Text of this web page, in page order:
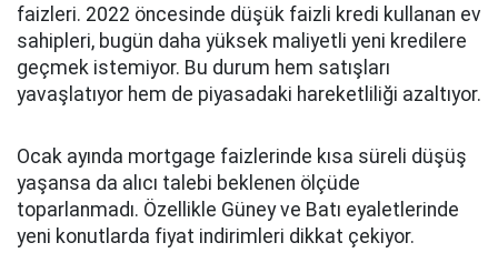
faizleri. 2022 öncesinde düşük faizli kredi kullanan ev
sahipleri, bugün daha yüksek maliyetli yeni kredilere
geçmek istemiyor. Bu durum hem satışları
yavaşlatıyor hem de piyasadaki hareketliliği azaltıyor.
Ocak ayında mortgage faizlerinde kısa süreli düşüş
yaşansa da alıcı talebi beklenen ölçüde
toparlanmadı. Özellikle Güney ve Batı eyaletlerinde
yeni konutlarda fiyat indirimleri dikkat çekiyor.